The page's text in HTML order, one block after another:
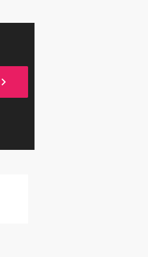
chevron_right